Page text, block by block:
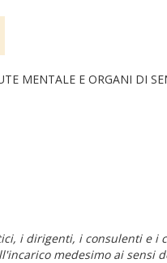
MENTALE E ORGANI DI
i dirigenti, i consulenti e
medesimo ai sensi